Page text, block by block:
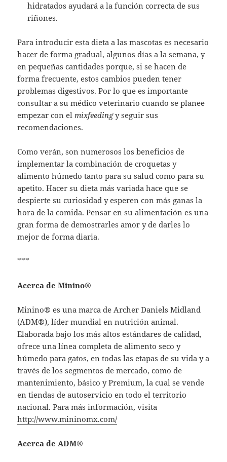
hidratados ayudará a la función correcta de sus
riñones.
Para introducir esta dieta a las mascotas es necesario
hacer de forma gradual, algunos días a la semana, y
en pequeñas cantidades porque, si se hacen de
forma frecuente, estos cambios pueden tener
problemas digestivos. Por lo que es importante
consultar a su médico veterinario cuando se planee
empezar con elmixfeedingy seguir sus
recomendaciones.
Como verán, son numerosos los beneficios de
implementar la combinación de croquetas y
alimento húmedo tanto para su salud como para su
apetito. Hacer su dieta más variada hace que se
despierte su curiosidad y esperen con más ganas la
hora de la comida. Pensar en su alimentación es una
gran forma de demostrarles amor y de darles lo
mejor de forma diaria.
***
Acerca de Minino®
Minino® es una marca de Archer Daniels Midland
(ADM®), líder mundial en nutrición animal.
Elaborada bajo los más altos estándares de calidad,
ofrece una línea completa de alimento seco y
húmedo para gatos, en todas las etapas de su vida y a
través de los segmentos de mercado, como de
mantenimiento, básico y Premium, la cual se vende
en tiendas de autoservicio en todo el territorio
nacional. Para más información, visita
http://www.mininomx.com/
Acerca de ADM®